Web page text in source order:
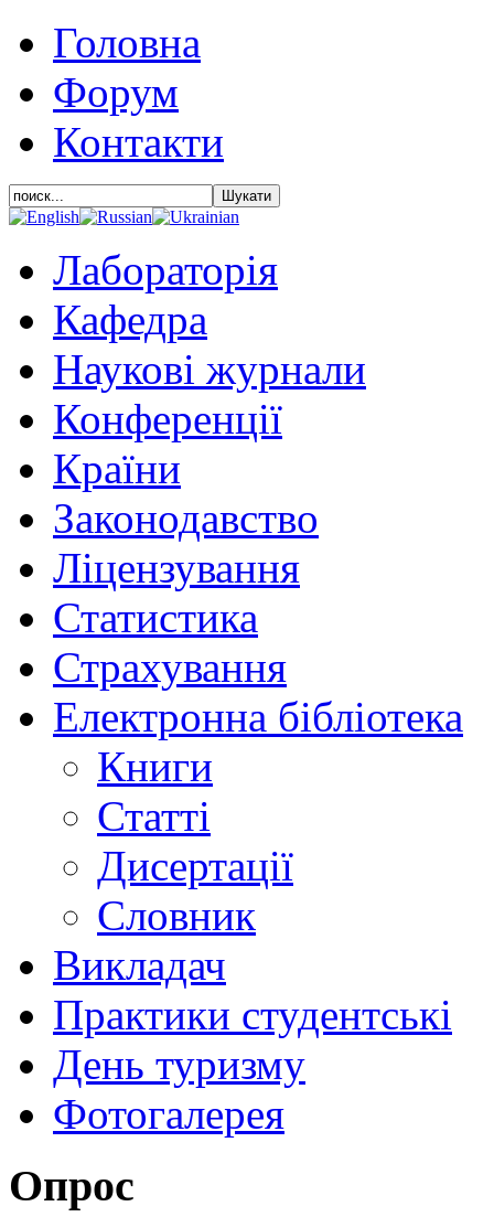
Головна
Форум
Контакти
Лабораторія
Кафедра
Наукові журнали
Конференції
Країни
Законодавство
Ліцензування
Статистика
Страхування
Електронна бібліотека
Книги
Статті
Дисертації
Словник
Викладач
Практики студентські
День туризму
Фотогалерея
Опрос